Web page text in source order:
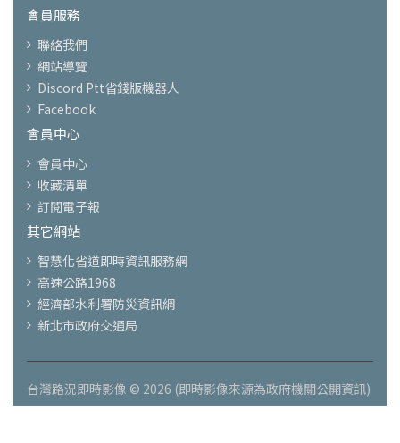
會員服務
聯絡我們
網站導覽
Discord Ptt省錢版機器人
Facebook
會員中心
會員中心
收藏清單
訂閱電子報
其它網站
智慧化省道即時資訊服務網
高速公路1968
經濟部水利署防災資訊網
新北市政府交通局
台灣路況即時影像 © 2026 (即時影像來源為政府機關公開資訊)